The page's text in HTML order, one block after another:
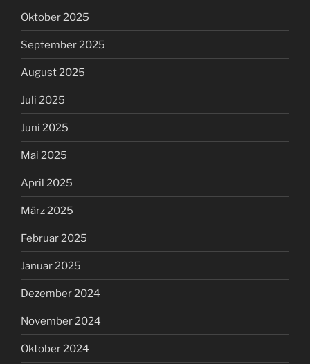
Oktober 2025
September 2025
August 2025
Juli 2025
Juni 2025
Mai 2025
April 2025
März 2025
Februar 2025
Januar 2025
Dezember 2024
November 2024
Oktober 2024